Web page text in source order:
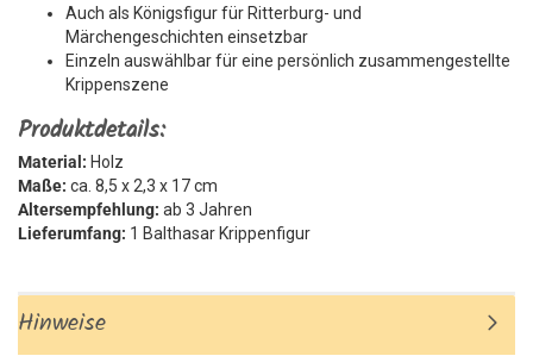
Auch als Königsfigur für Ritterburg- und
Märchengeschichten einsetzbar
Einzeln auswählbar für eine persönlich zusammengestellte
Krippenszene
Produktdetails:
Material: Holz
Maße: ca. 8,5 x 2,3 x 17 cm
Altersempfehlung: ab 3 Jahren
Lieferumfang: 1 Balthasar Krippenfigur
Hinweise